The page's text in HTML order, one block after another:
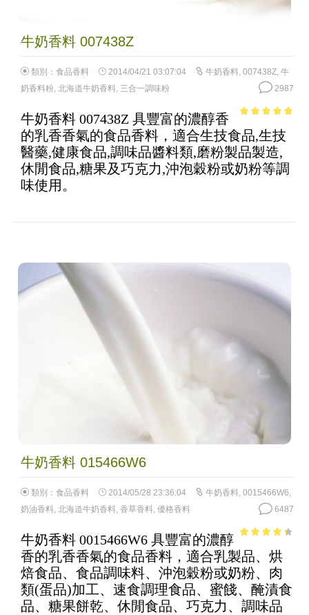
牛奶香料 007438Z
類別： 食品香料 2014/04/21 03:07:04 牛奶香料, 007438Z, 牛
奶香料粉, 北海道牛奶香料, 三合一調味粉 2987
5
牛奶香料 007438Z 具豐富的濃醇香
的乳香香氣的食品香料，適合生技食品,生技
醫藥,健康食品,調味品醬料類,磨粉製品製造,
休閒食品,糖果及巧克力,沖泡穀粉或奶粉等調
味使用。
牛奶香料 015466W6
類別： 食品香料 2014/05/28 23:36:04 牛奶香料, 0015466W6,
奶油香料, 北海道牛奶香料, 香草香料, 優格香料 6487
of 5
牛奶香料 0015466W6 具豐富的濃醇
香的乳香香氣的食品香料，適合乳製品、烘
焙食品、食品調味料、沖泡穀粉或奶粉、肉
類(蛋品)加工、速食調理食品、蜜餞、醃漬食
品、糖果餅乾、休閒食品、巧克力、調味品